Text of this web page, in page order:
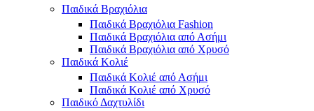
Παιδικά Βραχιόλια
Παιδικά Βραχιόλια Fashion
Παιδικά Βραχιόλια από Ασήμι
Παιδικά Βραχιόλια από Χρυσό
Παιδικά Κολιέ
Παιδικά Κολιέ από Ασήμι
Παιδικά Κολιέ από Χρυσό
Παιδικό Δαχτυλίδι